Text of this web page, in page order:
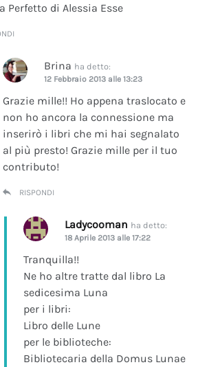
Perfetto di Alessia Esse
Brina ha detto:
12 Febbraio 2013 alle 13:23
Grazie mille!! Ho appena traslocato e
non ho ancora la connessione ma
inserirò i libri che mi hai segnalato
al più presto! Grazie mille per il tuo
contributo!
RISPONDI
Ladycooman ha detto:
18 Aprile 2013 alle 17:22
Tranquilla!!
Ne ho altre tratte dal libro La
sedicesima Luna
per i libri:
Libro delle Lune
per le biblioteche:
Bibliotecaria della Domus Lunae